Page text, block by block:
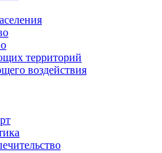
территорий
воздействия